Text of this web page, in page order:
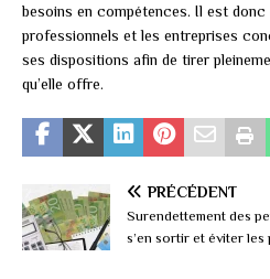
besoins en compétences. Il est donc
professionnels et les entreprises
ses dispositions afin de tirer
qu’elle offre.
PRÉCÉDENT
Surendettement des
s’en sortir et éviter les